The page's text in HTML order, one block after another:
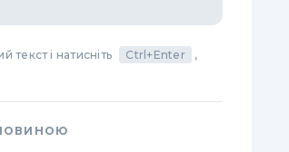
текст і натисніть Ctrl+Enter
,